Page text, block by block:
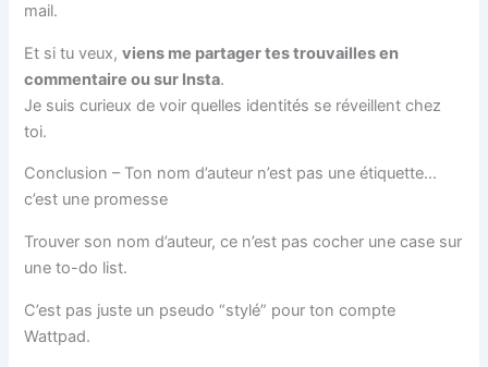
mail.
Et si tu veux,viens me partager tes trouvailles en
commentaire ou sur Insta.
Je suis curieux de voir quelles identités se réveillent chez
toi.
Conclusion – Ton nom d’auteur n’est pas une étiquette…
c’est une promesse
Trouver son nom d’auteur, ce n’est pas cocher une case sur
une to-do list.
C’est pas juste un pseudo “stylé” pour ton compte
Wattpad.